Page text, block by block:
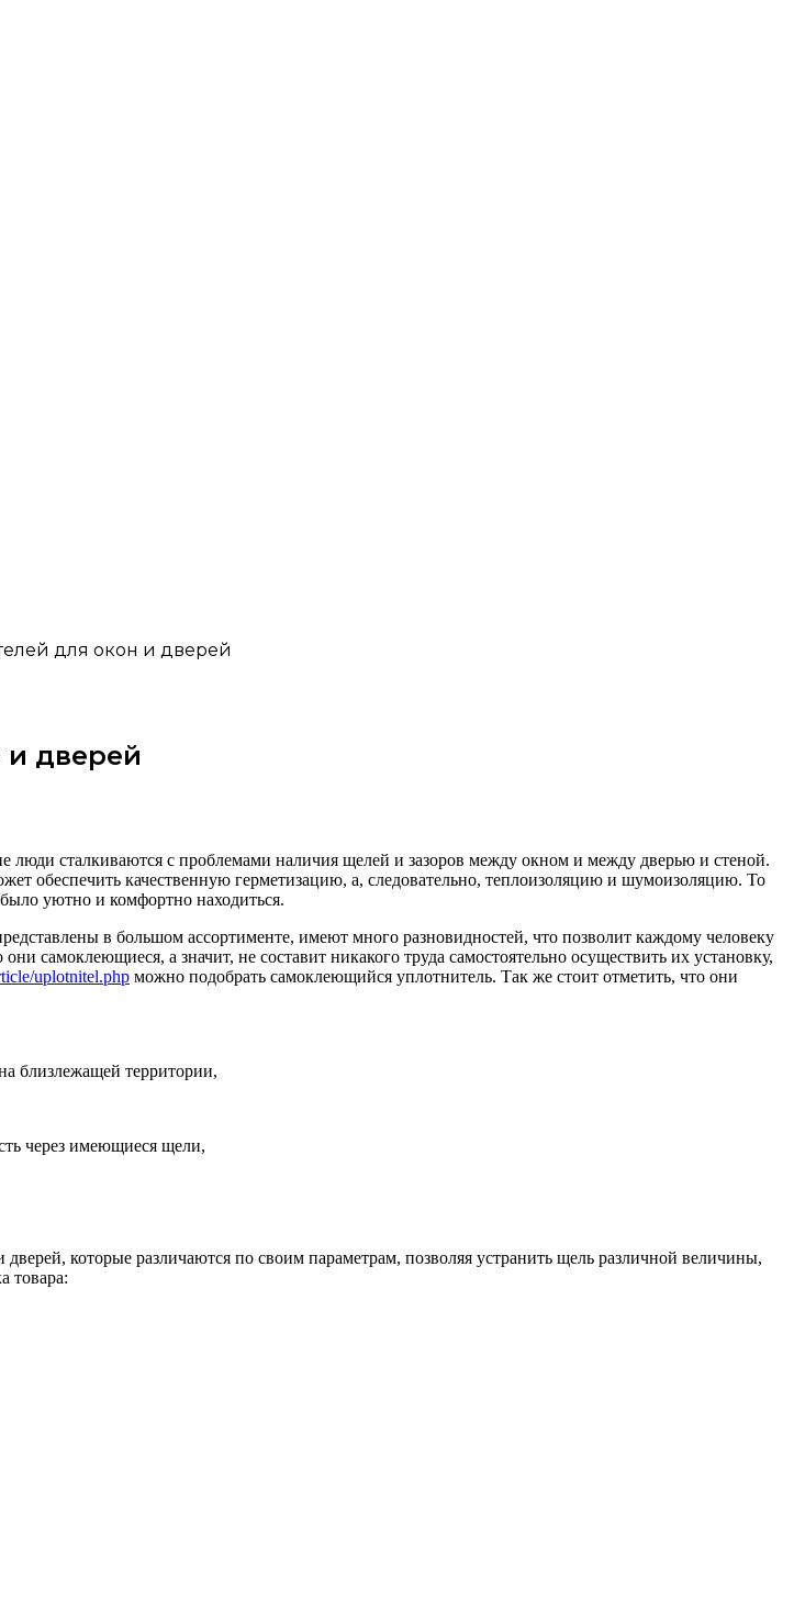
для окон и дверей
дверей
люди сталкиваются с проблемами наличия щелей и зазоров между окном и между дверью и стеной.
обеспечить качественную герметизацию, а, следовательно, теплоизоляцию и шумоизоляцию. То
уютно и комфортно находиться.
в большом ассортименте, имеют много разновидностей, что позволит каждому человеку
самоклеющиеся, а значит, не составит никакого труда самостоятельно осуществить их установку,
uplotnitel.php можно подобрать самоклеющийся уплотнитель. Так же стоит отметить, что они
близлежащей территории,
через имеющиеся щели,
которые различаются по своим параметрам, позволяя устранить щель различной величины,
товара: